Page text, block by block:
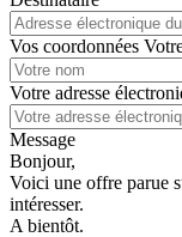
Vos coordonnées
Votre adresse
Message
Bonjour,
Voici une offre parue
intéresser.
A bientôt.